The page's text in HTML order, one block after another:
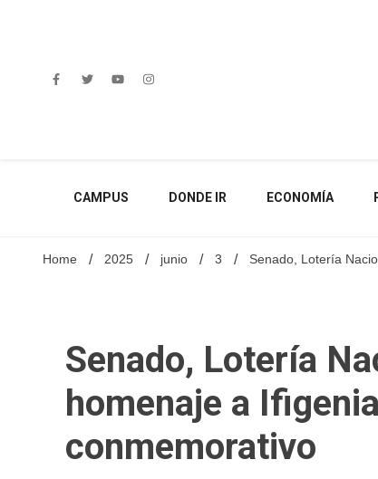
CAMPUS DONDE IR ECONOMÍA
Home 2025 junio 3 Senado, Lotería
Senado, Lotería
homenaje a
conmemorativo